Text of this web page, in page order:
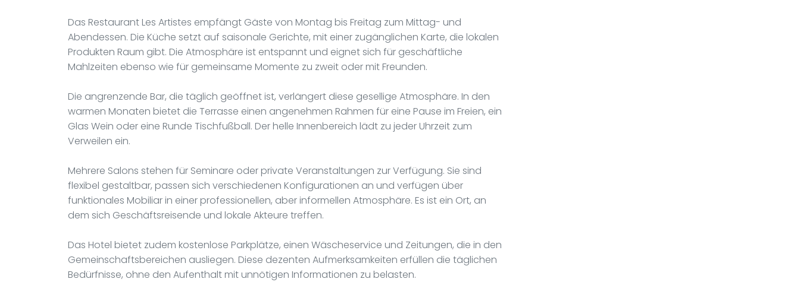
Das Restaurant Les Artistes empfängt Gäste von Montag bis Freitag zum Mittag- und
Abendessen. Die Küche setzt auf saisonale Gerichte, mit einer zugänglichen Karte, die lokalen
Produkten Raum gibt. Die Atmosphäre ist entspannt und eignet sich für geschäftliche
Mahlzeiten ebenso wie für gemeinsame Momente zu zweit oder mit Freunden.
Die angrenzende Bar, die täglich geöffnet ist, verlängert diese gesellige Atmosphäre. In den
warmen Monaten bietet die Terrasse einen angenehmen Rahmen für eine Pause im Freien, ein
Glas Wein oder eine Runde Tischfußball. Der helle Innenbereich lädt zu jeder Uhrzeit zum
Verweilen ein.
Mehrere Salons stehen für Seminare oder private Veranstaltungen zur Verfügung. Sie sind
flexibel gestaltbar, passen sich verschiedenen Konfigurationen an und verfügen über
funktionales Mobiliar in einer professionellen, aber informellen Atmosphäre. Es ist ein Ort, an
dem sich Geschäftsreisende und lokale Akteure treffen.
Das Hotel bietet zudem kostenlose Parkplätze, einen Wäscheservice und Zeitungen, die in den
Gemeinschaftsbereichen ausliegen. Diese dezenten Aufmerksamkeiten erfüllen die täglichen
Bedürfnisse, ohne den Aufenthalt mit unnötigen Informationen zu belasten.